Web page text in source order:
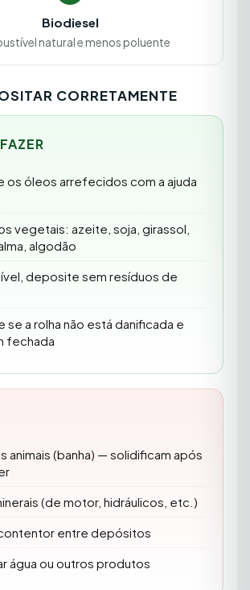
Biodiesel
natural e menos poluente
CORRETAMENTE
os óleos arrefecidos com a ajuda
vegetais: azeite, soja, girassol,
algodão
deposite sem resíduos de
se a rolha não está danificada e
fechada
animais (banha) — solidificam após
(de motor, hidráulicos, etc.)
entre depósitos
água ou outros produtos